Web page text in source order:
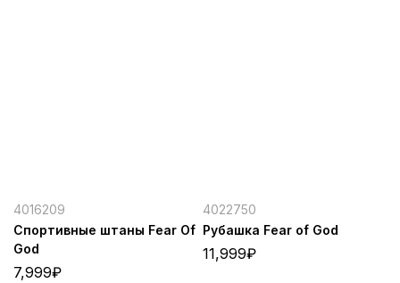
4016209
Спортивные штаны Fear Of
God
7,999₽
4022750
Рубашка Fear of God
11,999₽